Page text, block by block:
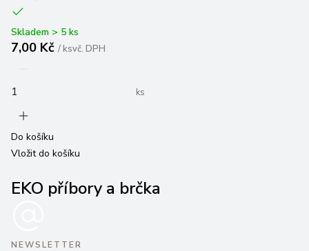
Skladem > 5 ks
7,00 Kč /ksvč. DPH
ks
Do košíku
Vložit do košíku
EKO příbory a brčka
NEWSLETTER